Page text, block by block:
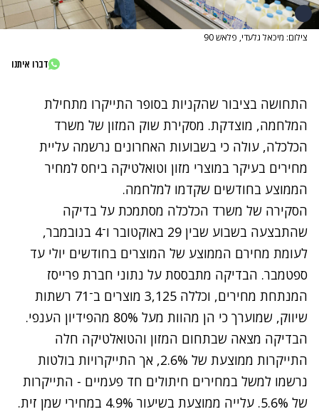
צילום: מיכאל גלעדי, פלאש 90
דברו איתנו
התחושה בציבור שהקניות בסופר התייקרו מתחילת
המלחמה, מוצדקת. מסקירת שוק המזון של משרד
הכלכלה, עולה כי בשבועות האחרונים נרשמה עליית
מחירים בעיקר במוצרי מזון וטואלטיקה ביחס למחיר
הממוצע בחודשים שקדמו למלחמה.
הסקירה של משרד הכלכלה מסתמכת על בדיקה
שהתבצעה בשבוע שבין 29 באוקטובר ו־4 בנובמבר,
לעומת מחירם הממוצע של המוצרים בחודשים יולי עד
ספטמבר. הבדיקה מתבססת על נתוני חברת פרייסז
המנתחת מחירים, וכללה 3,125 מוצרים ב־71 רשתות
שיווק, שמוערך כי הן מהוות מעל 80% מהפידיון הענפי.
הבדיקה מצאה שבתחום המזון והטואלטיקה חלה
התייקרות ממוצעת של 2.6%, אך התייקרויות בולטות
נרשמו למשל במחירים חיתולים חד פעמיים - התייקרות
של 5.6%. עלייה ממוצעת בשיעור 4.9% במחירי שמן זית.